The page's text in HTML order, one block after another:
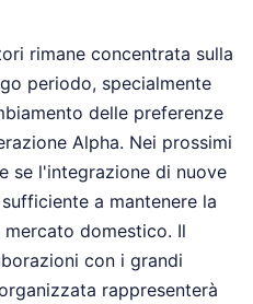
rimane concentrata sulla
periodo, specialmente
delle preferenze
Alpha. Nei prossimi
se l'integrazione di nuove
a mantenere la
domestico. Il
con i grandi
rappresenterà